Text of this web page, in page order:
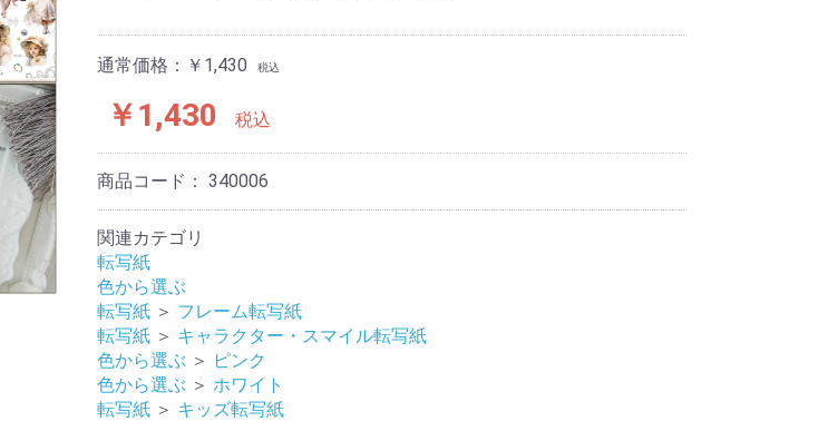
通常価格：￥1,430 税込
￥1,430 税込
商品コード： 340006
関連カテゴリ
転写紙
色から選ぶ
転写紙 ＞ フレーム転写紙
転写紙 ＞ キャラクター・スマイル転写紙
色から選ぶ ＞ ピンク
色から選ぶ ＞ ホワイト
転写紙 ＞ キッズ転写紙